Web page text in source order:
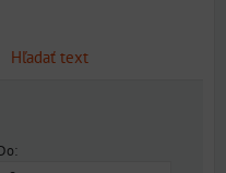
Hľadať text